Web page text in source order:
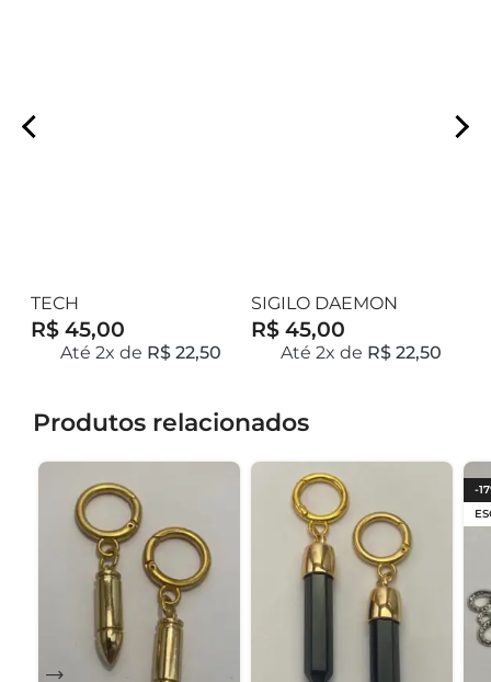
TECH
R$ 45,00
Até 2x de R$ 22,50
SIGILO DAEMON
GOETIA
R$ 45,00
Até 2x de R$ 22,50
Produtos relacionados
-